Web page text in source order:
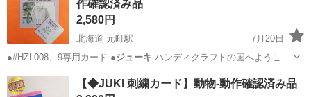
作確認済み品
2,580円
北海道 元町駅
7月20日
●#HZL008、9専用カード ●ジューキ ハンディクラフトの国へようこそ
…北海道 札幌市 元町駅 生活家電 HZL
【◆JUKI 刺繍カード】動物-動作確認済み品